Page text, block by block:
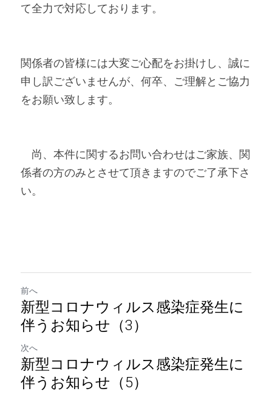
て全力で対応しております。
関係者の皆様には大変ご心配をお掛けし、誠に
申し訳ございませんが、何卒、ご理解とご協力
をお願い致します。
尚、本件に関するお問い合わせはご家族、関
係者の方のみとさせて頂きますのでご了承下さ
い。
前へ
新型コロナウィルス感染症発生に
伴うお知らせ（3）
次へ
新型コロナウィルス感染症発生に
伴うお知らせ（5）